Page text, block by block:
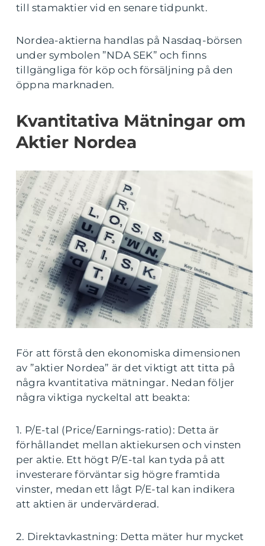
till stamaktier vid en senare tidpunkt.
Nordea-aktierna handlas på Nasdaq-börsen
under symbolen ”NDA SEK” och finns
tillgängliga för köp och försäljning på den
öppna marknaden.
Kvantitativa Mätningar om
Aktier Nordea
För att förstå den ekonomiska dimensionen
av ”aktier Nordea” är det viktigt att titta på
några kvantitativa mätningar. Nedan följer
några viktiga nyckeltal att beakta:
1. P/E-tal (Price/Earnings-ratio): Detta är
förhållandet mellan aktiekursen och vinsten
per aktie. Ett högt P/E-tal kan tyda på att
investerare förväntar sig högre framtida
vinster, medan ett lågt P/E-tal kan indikera
att aktien är undervärderad.
2. Direktavkastning: Detta mäter hur mycket